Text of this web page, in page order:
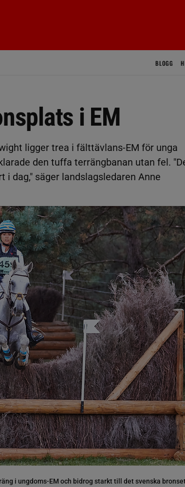
BLOGG
i EM
ligger trea i fälttävlans-EM för unga
den tuffa terrängbanan utan fel.
dag," säger landslagsledaren Anne
i ungdoms-EM och bidrog starkt till det svenska